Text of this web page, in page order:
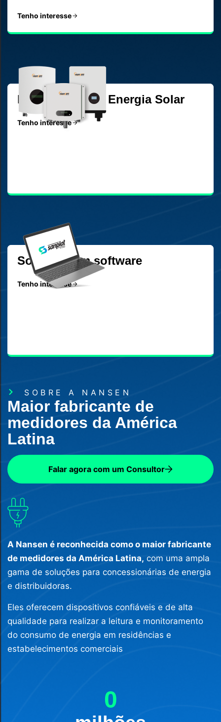
Tenho interesse
Inversores para Energia Solar
Tenho interesse
Soluções em software
Tenho interesse
SOBRE A NANSEN
Maior fabricante de
medidores da América
Latina
Falar agora com um Consultor
A Nansen é reconhecida como o maior fabricante
de medidores da América Latina, com uma ampla
gama de soluções para concessionárias de energia
e distribuidoras.
Eles oferecem dispositivos confiáveis e de alta
qualidade para realizar a leitura e monitoramento
do consumo de energia em residências e
estabelecimentos comerciais
0